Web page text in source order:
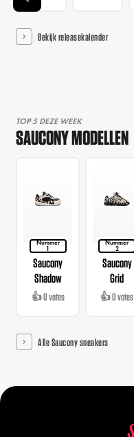
Bekijk releasekalender
TOP 5 DEZE WEEK
SAUCONY MODELLEN
Nummer
1
Saucony
Shadow
👍 0 votes
Nummer
2
Saucony
Grid
👍 0 votes
Alle Saucony sneakers